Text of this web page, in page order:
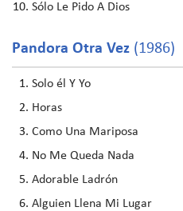
Sólo Le Pido A Dios
Pandora Otra Vez (1986)
Solo él Y Yo
Horas
Como Una Mariposa
No Me Queda Nada
Adorable Ladrón
Alguien Llena Mi Lugar